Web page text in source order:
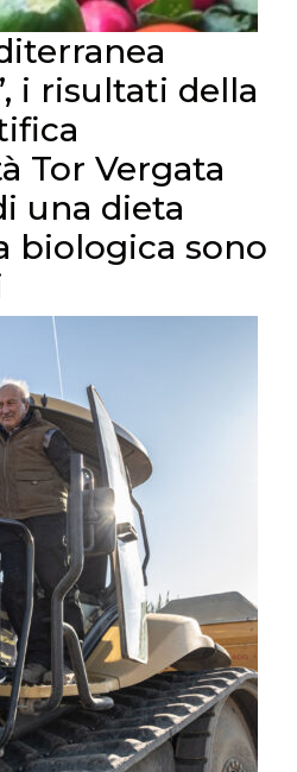
i risultati della
Tor Vergata
una dieta
biologica sono